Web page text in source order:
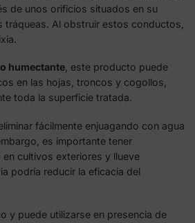
de unos orificios situados en su
tráqueas. Al obstruir estos conductos,
humectante , este producto puede
en las hojas, troncos y cogollos,
toda la superficie tratada.
fácilmente enjuagando con agua
es importante tener
cultivos exteriores y llueve
podría reducir la eficacia del
y puede utilizarse en presencia de